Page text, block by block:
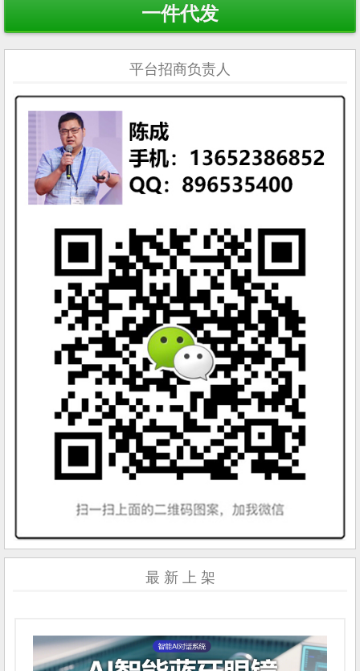
一件代发
平台招商负责人
最 新 上 架